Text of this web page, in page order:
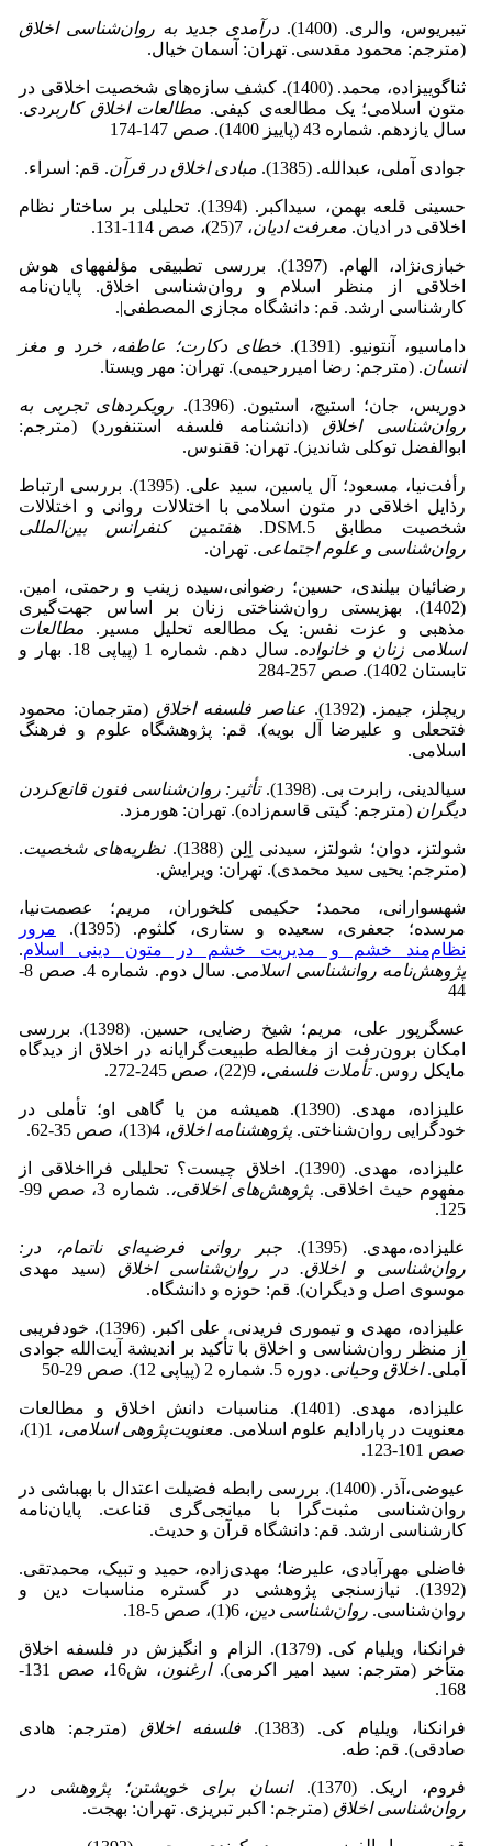
تیبریوس، والری. (1400).
درآمدی جدید به روان‌شناسی اخلاق
(مترجم: محمود مقدسی. تهران: آسمان خیال.
ثناگویی‏زاده، محمد. (1400). کشف سازه‌های شخصیت اخلاقی در
متون اسلامی؛ یک مطالعه‌ی کیفی. مطالعات اخلاق کاربردی.
سال یازدهم. شماره 43 (پاییز 1400). صص 147-174
جوادی آملی، عبدالله. (1385). مبادی اخلاق در قرآن. قم: اسراء.
حسینی قلعه بهمن، سیداکبر. (1394). تحلیلی بر ساختار نظام
اخلاقی در ادیان. معرفت ادیان، 7(25)، صص 114-131.
خبازی‌نژاد، الهام. (1397). بررسی تطبیقی مؤلفه‏های هوش
اخلاقی از منظر اسلام و روان‌شناسی اخلاق. پایان‌نامه
کارشناسی ارشد. قم: دانشگاه مجازی المصطفی|.
داماسیو، آنتونیو. (1391).
خطای دکارت؛ عاطفه، خرد و مغز
انسان. (مترجم: رضا امیررحیمی). تهران: مهر ویستا.
دوریس، جان؛ استیچ، استیون. (1396).
رویکردهای تجربی به
روان‌شناسی اخلاق (دانشنامه فلسفه استنفورد) (مترجم:
ابوالفضل توکلی شاندیز). تهران: ققنوس.
رأفت‌نیا، مسعود؛ آل یاسین، سید علی. (1395). بررسی ارتباط
رذایل اخلاقی در متون اسلامی با اختلالات روانی و اختلالات
شخصیت مطابق DSM.5.
هفتمین کنفرانس بین‌المللی
روان‌شناسی و علوم اجتماعی. تهران.
رضائیان بیلندی، حسین؛ رضوانی،‌سیده زینب و رحمتی، امین.
(1402). بهزیستی روان‌شناختی زنان بر اساس جهت‌گیری
مذهبی و عزت نفس: یک مطالعه تحلیل مسیر. مطالعات
اسلامی زنان و خانواده
. سال دهم. شماره 1 (پیاپی 18. بهار و
تابستان 1402). صص 257-284
ریچلز، جیمز. (1392). عناصر فلسفه اخلاق (مترجمان: محمود
فتحعلی و علیرضا آل بویه). قم: پژوهشگاه علوم و فرهنگ
اسلامی.
سیالدینی، رابرت بی. (1398).
تأثیر: روان‌شناسی فنون قانع‌کردن
دیگران (مترجم: گیتی قاسم‌زاده). تهران: هورمزد.
شولتز، دوان؛ شولتز، سیدنی اِلِن (1388). نظریه‌های شخصیت.
(مترجم: یحیی سید محمدی). تهران: ویرایش.
شهسوارانی، محمد؛ حکیمی کلخوران، مریم؛ عصمت‌نیا،
مرسده؛ جعفری، سعیده و ستاری، کلثوم. (1395).
مرور
نظام‌مند خشم و مدیریت خشم در متون دینی اسلام.
پژوهش‌نامه روانشناسی اسلامی
. سال دوم. شماره 4. صص 8-
44
عسگرپور علی، مریم؛ شیخ رضایی، حسین. (1398). بررسی
امکان برون‌رفت از مغالطه طبیعت‌گرایانه در اخلاق از دیدگاه
مایکل روس.تأملات فلسفی، 9(22)، صص 245-272.
علیزاده، مهدی. (1390). همیشه من یا گاهی او؛ تأملی در
خودگرایی روان‌شناختی.پژوهشنامه اخلاق، 4(13)، صص 35-62.
علیزاده، مهدی. (1390). اخلاق چیست؟ تحلیلی فرااخلاقی از
مفهوم حیث اخلاقی.پژو‌هش‌های اخلاقی،
. شماره 3، صص 99-
125.
علیزاده،مهدی. (1395).
جبر روانی فرضیه‌ای ناتمام، در:
روان‌شناسی و اخلاق. در روان‌شناسی اخلاق (سید مهدی
موسوی اصل و دیگران). قم: حوزه و دانشگاه.
علیزاده، مهدی و تیموری فریدنی، علی اکبر. (1396). خودفریبی
از منظر روان‌شناسی و اخلاق با تأکید بر اندیشة آیت‌الله جوادی
آملی.اخلاق وحیانی. دوره 5. شماره 2 (پیاپی 12). صص 29-50
علیزاده، مهدی. (1401). مناسبات دانش اخلاق و مطالعات
معنویت در پارادایم علوم اسلامی. معنویت‌پژوهی اسلامی
، 1(1)،
صص 101-123.
عیوضی،آذر. (1400). بررسی رابطه فضیلت اعتدال با بهباشی در
روان‌شناسی مثبت‌‌گرا با میانجی‌‌گری قناعت. پایان‌نامه
کارشناسی ارشد. قم: دانشگاه قرآن و حدیث.
فاضلی مهرآبادی، علیرضا؛ مهدی‌زاده، حمید و تبیک، محمدتقی.
(1392). نیازسنجی پژوهشی در گستره مناسبات دین و
روان‌شناسی. روان‌شناسی دین، 6(1)، صص 5-18.
فرانکنا، ویلیام کی. (1379). الزام و انگیزش در فلسفه اخلاق
متأخر (مترجم: سید امیر اکرمی).ارغنون
، ش16، صص 131-
168.
فرانکنا، ویلیام کی. (1383). فلسفه اخلاق (مترجم: هادی
صادقی). قم: طه.
فروم، اریک. (1370).
انسان برای خویشتن؛ پژوهشی در
روان‌شناسی اخلاق (مترجم: اکبر تبریزی. تهران: بهجت.